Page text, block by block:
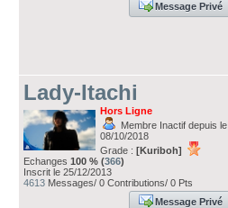
Message Privé
Lady-Itachi
Hors Ligne
Membre Inactif depuis le
08/10/2018
Grade : [Kuriboh]
Echanges 100 % (366)
Inscrit le 25/12/2013
4613 Messages/ 0 Contributions/ 0 Pts
Message Privé